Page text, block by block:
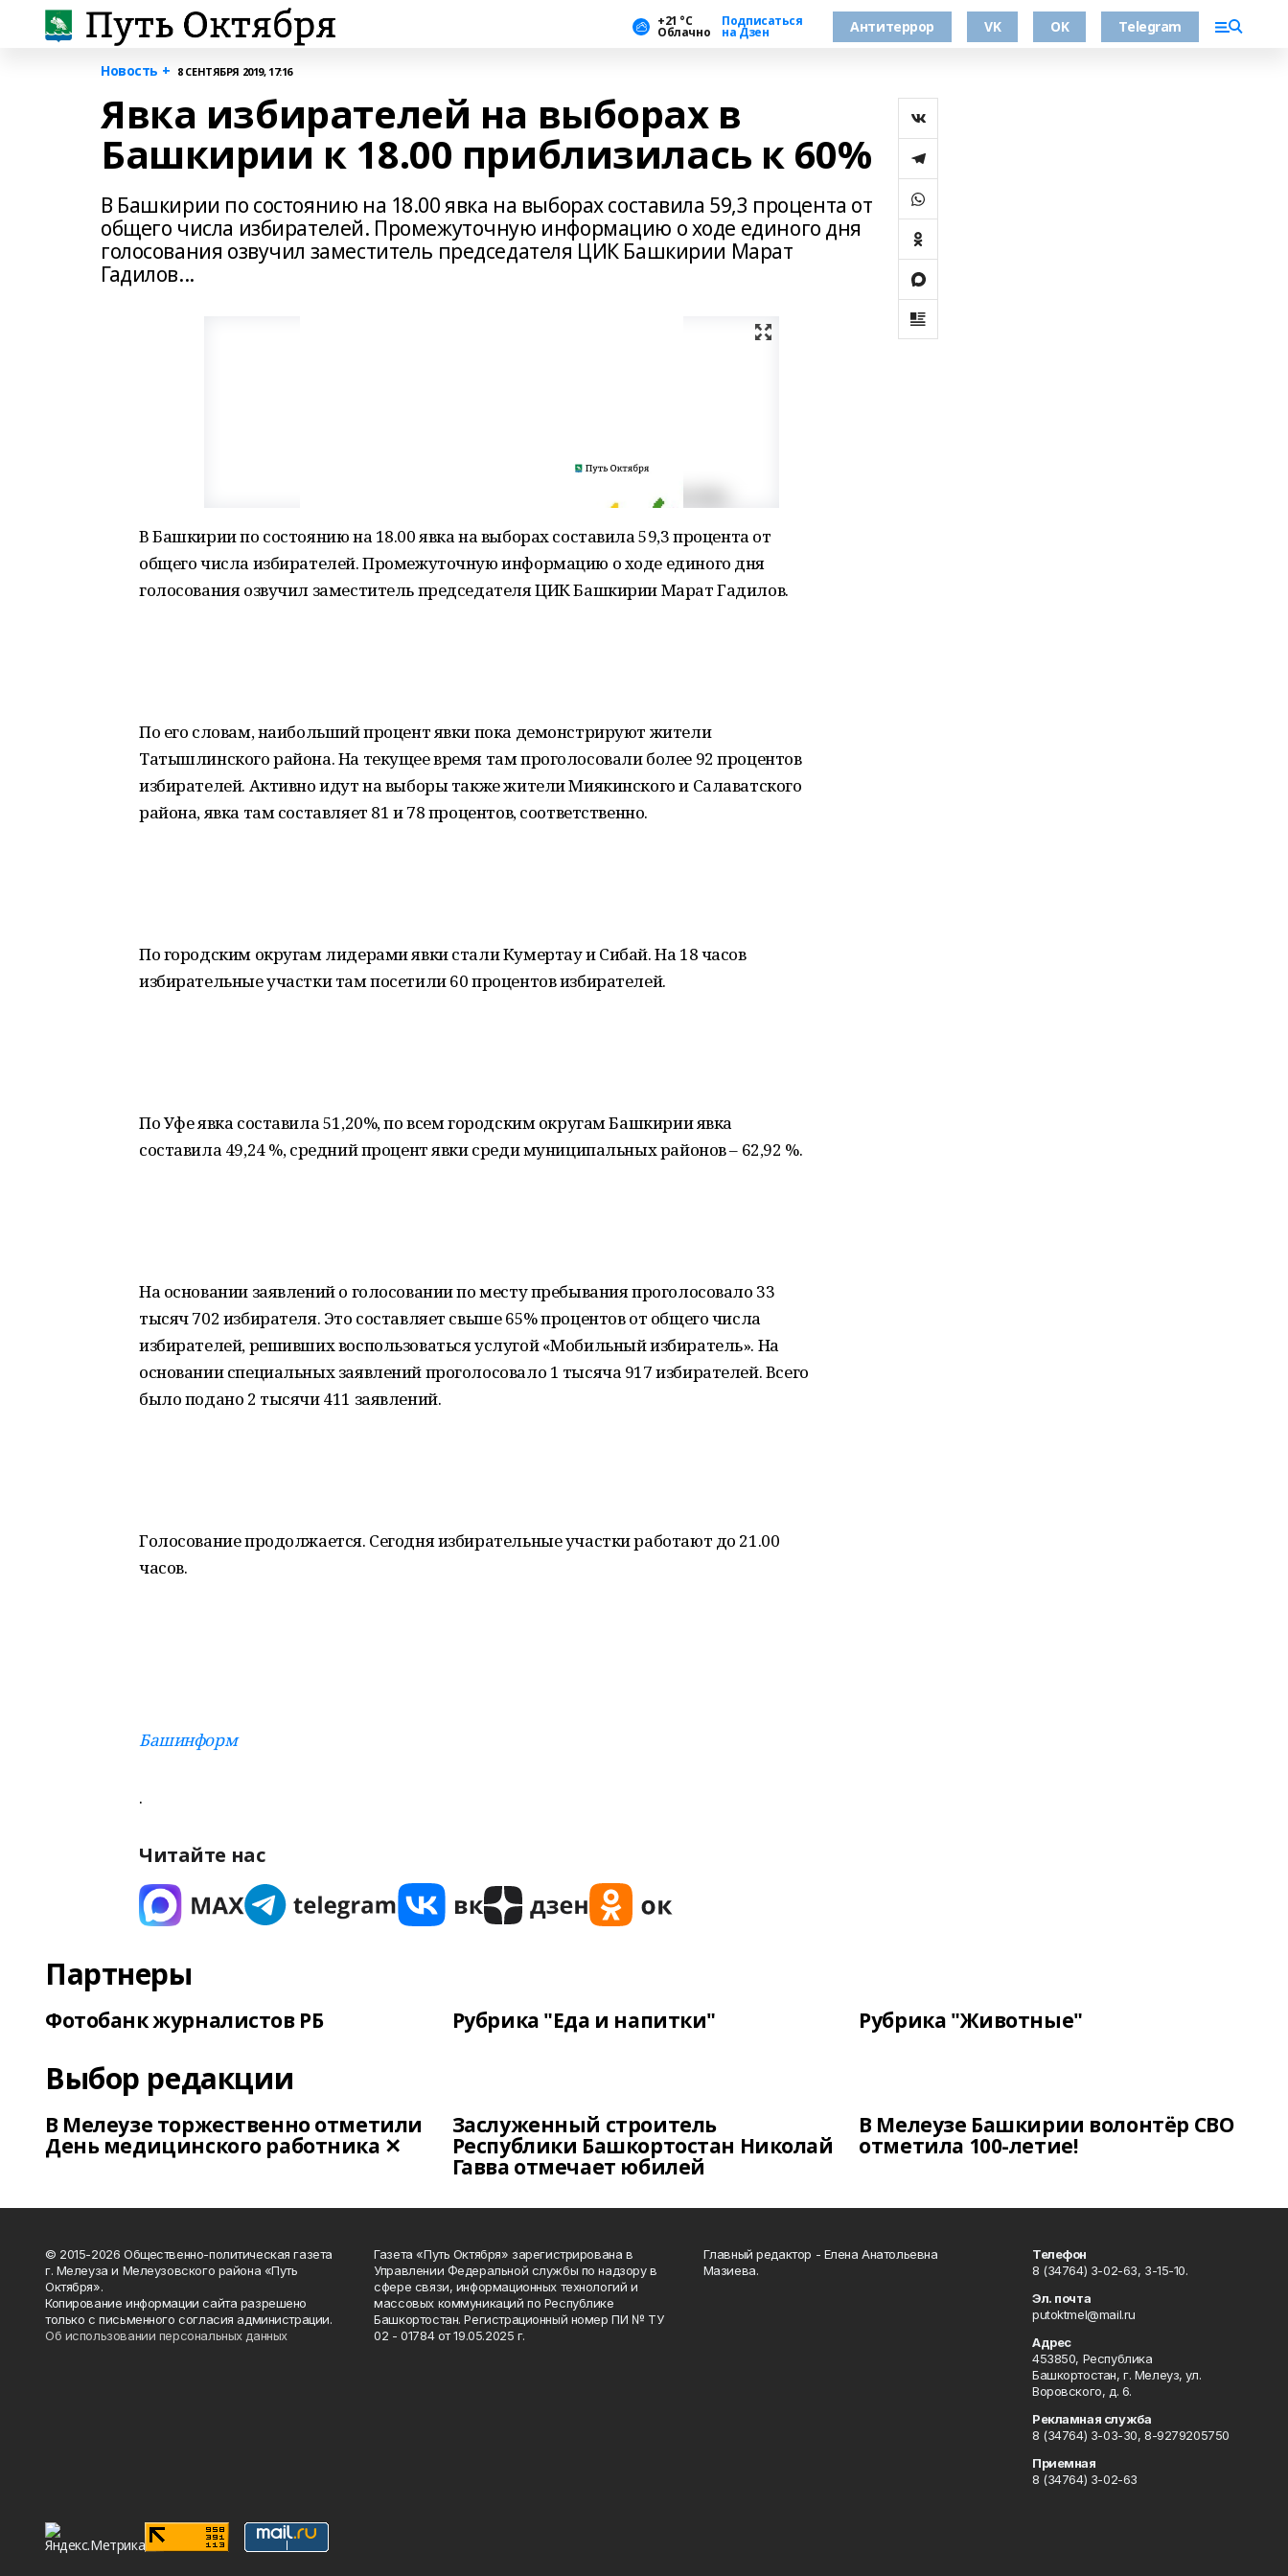
+21 °С
Облачно
Подписаться
на Дзен Антитеррор VK OK Telegram
Новость + 8 СЕНТЯБРЯ 2019, 17:16
Явка избирателей на выборах в
Башкирии к 18.00 приблизилась к 60%
В Башкирии по состоянию на 18.00 явка на выборах составила 59,3 процента от
общего числа избирателей. Промежуточную информацию о ходе единого дня
голосования озвучил заместитель председателя ЦИК Башкирии Марат
Гадилов...
В Башкирии по состоянию на 18.00 явка на выборах составила 59,3 процента от
общего числа избирателей. Промежуточную информацию о ходе единого дня
голосования озвучил заместитель председателя ЦИК Башкирии Марат Гадилов.
По его словам, наибольший процент явки пока демонстрируют жители
Татышлинского района. На текущее время там проголосовали более 92 процентов
избирателей. Активно идут на выборы также жители Миякинского и Салаватского
района, явка там составляет 81 и 78 процентов, соответственно.
По городским округам лидерами явки стали Кумертау и Сибай. На 18 часов
избирательные участки там посетили 60 процентов избирателей.
По Уфе явка составила 51,20%, по всем городским округам Башкирии явка
составила 49,24 %, средний процент явки среди муниципальных районов – 62,92 %.
На основании заявлений о голосовании по месту пребывания проголосовало 33
тысяч 702 избирателя. Это составляет свыше 65% процентов от общего числа
избирателей, решивших воспользоваться услугой «Мобильный избиратель». На
основании специальных заявлений проголосовало 1 тысяча 917 избирателей. Всего
было подано 2 тысячи 411 заявлений.
Голосование продолжается. Сегодня избирательные участки работают до 21.00
часов.
Башинформ
.
Читайте нас
Партнеры
Фотобанк журналистов РБ Рубрика "Еда и напитки" Рубрика "Животные"
Выбор редакции
В Мелеузе торжественно отметили
День медицинского работника ✕
Заслуженный строитель
Республики Башкортостан Николай
Гавва отмечает юбилей
В Мелеузе Башкирии волонтёр СВО
отметила 100-летие!
© 2015-2026 Общественно-политическая газета
г. Мелеуза и Мелеузовского района «Путь
Октября».
Копирование информации сайта разрешено
только с письменного согласия администрации.
Об использовании персональных данных
Газета «Путь Октября» зарегистрирована в
Управлении Федеральной службы по надзору в
сфере связи, информационных технологий и
массовых коммуникаций по Республике
Башкортостан. Регистрационный номер ПИ № ТУ
02 - 01784 от 19.05.2025 г.
Главный редактор - Елена Анатольевна
Мазиева.
Телефон
8 (34764) 3-02-63, 3-15-10.
Эл. почта
putoktmel@mail.ru
Адрес
453850, Республика
Башкортостан, г. Мелеуз, ул.
Воровского, д. 6.
Рекламная служба
8 (34764) 3-03-30, 8-9279205750
Приемная
8 (34764) 3-02-63